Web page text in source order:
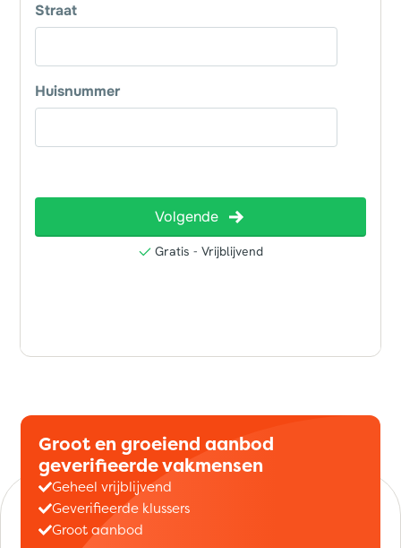
Groot en groeiend aanbod
geverifieerde vakmensen
Geheel vrijblijvend
Geverifieerde klussers
Groot aanbod